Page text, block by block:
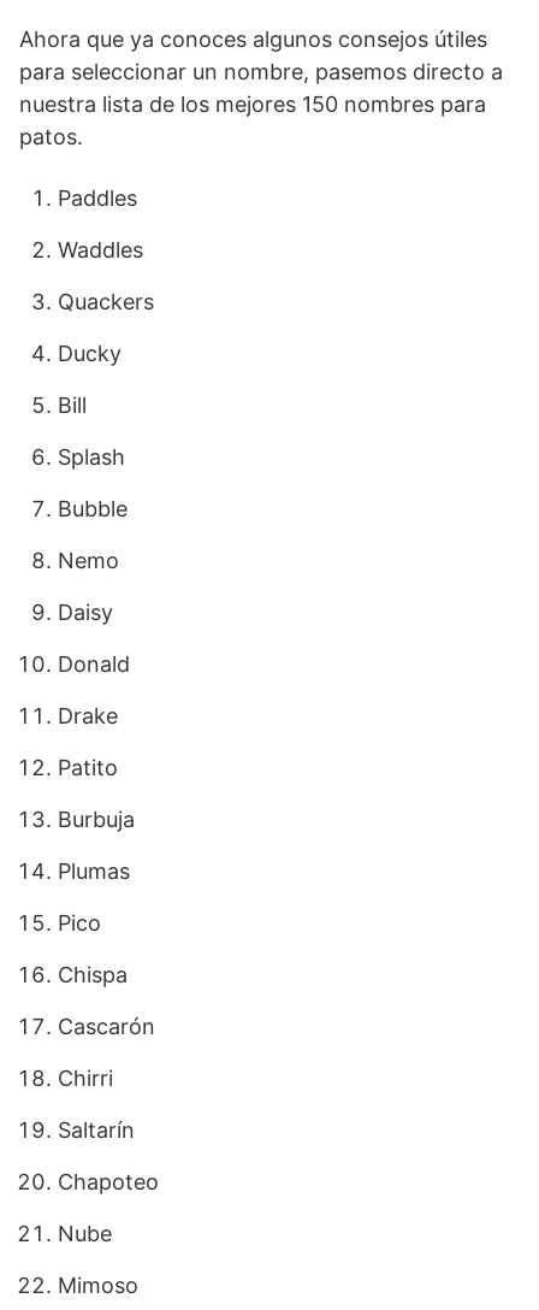
Ahora que ya conoces algunos consejos útiles
para seleccionar un nombre, pasemos directo a
nuestra lista de los mejores 150 nombres para
patos.
Paddles
Waddles
Quackers
Ducky
Bill
Splash
Bubble
Nemo
Daisy
Donald
Drake
Patito
Burbuja
Plumas
Pico
Chispa
Cascarón
Chirri
Saltarín
Chapoteo
Nube
Mimoso